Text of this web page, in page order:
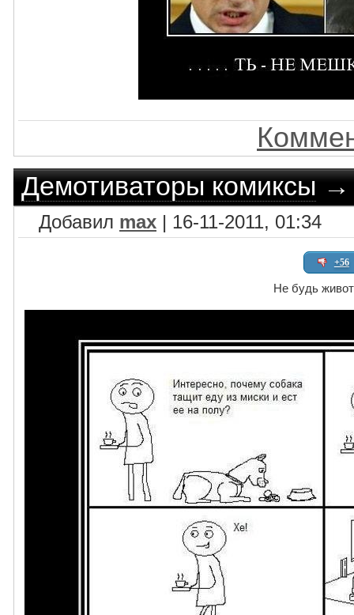
Демотиваторы комиксы
Добавил max | 16-11-2011, 01:34
+56
Не будь